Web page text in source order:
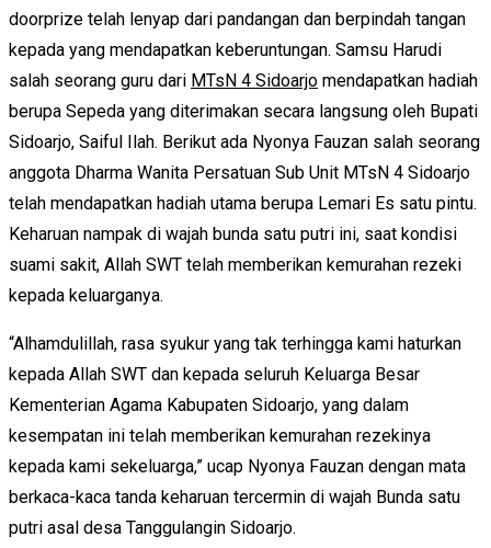
doorprize telah lenyap dari pandangan dan berpindah tangan
kepada yang mendapatkan keberuntungan. Samsu Harudi
salah seorang guru dari MTsN 4 Sidoarjo mendapatkan hadiah
berupa Sepeda yang diterimakan secara langsung oleh Bupati
Sidoarjo, Saiful Ilah. Berikut ada Nyonya Fauzan salah seorang
anggota Dharma Wanita Persatuan Sub Unit MTsN 4 Sidoarjo
telah mendapatkan hadiah utama berupa Lemari Es satu pintu.
Keharuan nampak di wajah bunda satu putri ini, saat kondisi
suami sakit, Allah SWT telah memberikan kemurahan rezeki
kepada keluarganya.
“Alhamdulillah, rasa syukur yang tak terhingga kami haturkan
kepada Allah SWT dan kepada seluruh Keluarga Besar
Kementerian Agama Kabupaten Sidoarjo, yang dalam
kesempatan ini telah memberikan kemurahan rezekinya
kepada kami sekeluarga,” ucap Nyonya Fauzan dengan mata
berkaca-kaca tanda keharuan tercermin di wajah Bunda satu
putri asal desa Tanggulangin Sidoarjo.